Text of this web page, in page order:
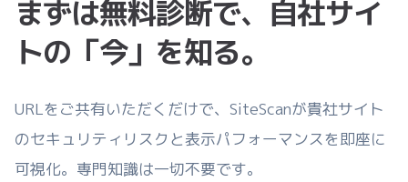
まずは無料診断で、自社サイ
トの「今」を知る。
URLをご共有いただくだけで、SiteScanが貴社サイト
のセキュリティリスクと表示パフォーマンスを即座に
可視化。専門知識は一切不要です。